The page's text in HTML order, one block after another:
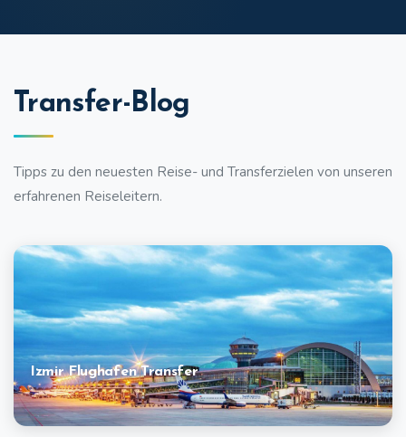
Transfer-Blog
Tipps zu den neuesten Reise- und Transferzielen von unseren
erfahrenen Reiseleitern.
Izmir Flughafen Transfer